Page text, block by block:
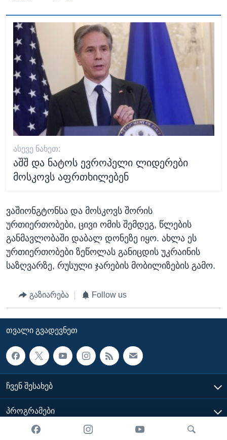
ᲐᲡᲔᲕᲔ ᲜᲐᲮᲔᲗ:
აშშ და ნატოს ევროპელი ლიდერები
მოსკოვს აფრთხილებენ
ვაშიონგტონსა და მოსკოვს შორის
ურთიერთობები, ცივი ომის შემდეგ, წლების
განმავლობაში დაბალ დონეზე იყო. ახლა ეს
ურთიერთობები ზეწოლას განიცდის უკრაინის
საზღვარზე, რუსული ჯარების მობილიზების გამო.
გაზიარება Follow us
ᲗᲕᲐᲚᲘ ᲒᲕᲐᲓᲔᲕᲜᲔᲗ
ᲩᲕᲔᲜ ᲨᲔᲡᲐᲮᲔᲑ
ᲞᲠᲝᲒᲠᲐᲛᲔᲑᲘ